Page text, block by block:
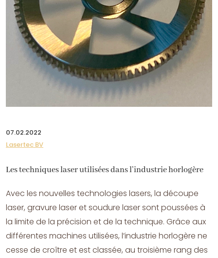
07.02.2022
Lasertec BV
Les techniques laser utilisées dans l’industrie horlogère
Avec les nouvelles technologies lasers, la découpe
laser, gravure laser et soudure laser sont poussées à
la limite de la précision et de la technique. Grâce aux
différentes machines utilisées, l’industrie horlogère ne
cesse de croître et est classée, au troisième rang des